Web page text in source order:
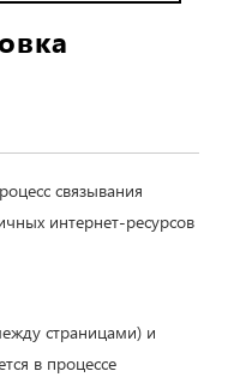
связывания
интернет-ресурсов
страницами) и
в процессе